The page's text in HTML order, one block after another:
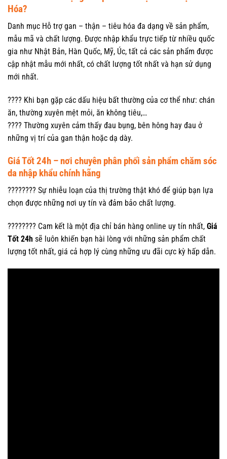
Hóa?
Danh mục Hỗ trợ gan – thận – tiêu hóa đa dạng về sản phẩm,
mẫu mã và chất lượng. Được nhập khẩu trực tiếp từ nhiều quốc
gia như Nhật Bản, Hàn Quốc, Mỹ, Úc, tất cả các sản phẩm được
cập nhật mẫu mới nhất, có chất lượng tốt nhất và hạn sử dụng
mới nhất.
???? Khi bạn gặp các dấu hiệu bất thường của cơ thể như: chán
ăn, thường xuyên mệt mỏi, ăn không tiêu,…
???? Thường xuyên cảm thấy đau bụng, bên hông hay đau ở
những vị trí của gan thận hoặc dạ dày.
Giá Tốt 24h – nơi chuyên phân phối sản phẩm chăm sóc
da nhập khẩu chính hãng
???????? Sự nhiễu loạn của thị trường thật khó để giúp bạn lựa
chọn được những nơi uy tín và đảm bảo chất lượng.
???????? Cam kết là một địa chỉ bán hàng online uy tín nhất, Giá
Tốt 24h sẽ luôn khiến bạn hài lòng với những sản phẩm chất
lượng tốt nhất, giá cả hợp lý cùng những ưu đãi cực kỳ hấp dẫn.